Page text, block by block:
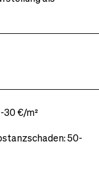
30 €/m²
50-